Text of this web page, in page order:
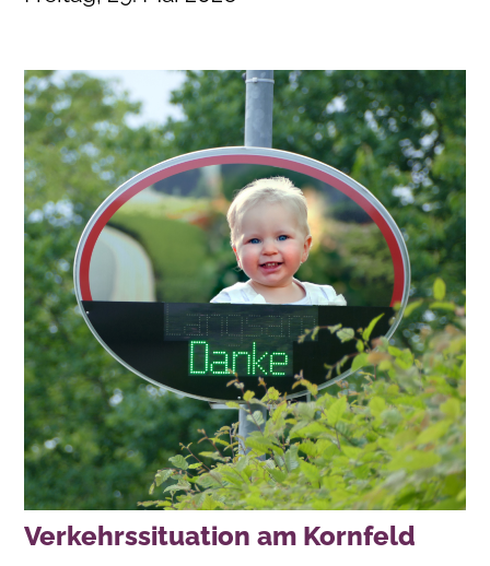
Verkehrssituation am Kornfeld